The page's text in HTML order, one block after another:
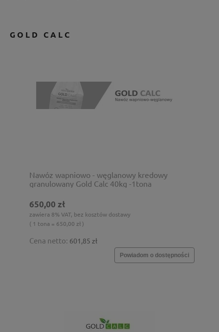
GOLD CALC
Nawóz wapniowo - węglanowy kredowy
granulowany Gold Calc 40kg -1tona
650,00 zł
zawiera 8% VAT, bez kosztów dostawy
( 1 tona = 650,00 zł )
Cena netto: 601,85 zł
Powiadom o dostępności